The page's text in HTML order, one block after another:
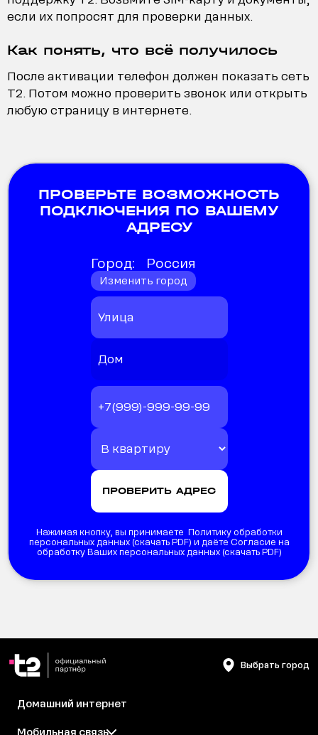
если их попросят для проверки данных.
Как понять, что всё получилось
После активации телефон должен показать сеть
T2. Потом можно проверить звонок или открыть
любую страницу в интернете.
ПРОВЕРЬТЕ ВОЗМОЖНОСТЬ
ПОДКЛЮЧЕНИЯ ПО ВАШЕМУ
АДРЕСУ
Город: Россия
Изменить город
Нажимая кнопку, вы принимаете Политику обработки
персональных данных (скачать PDF) и даёте Согласие на
обработку Ваших персональных данных (скачать PDF)
Выбрать город
Домашний интернет
Мобильная связь